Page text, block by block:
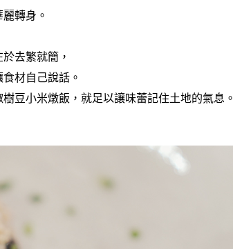
轉身。
去繁就簡，
材自己說話。
豆小米燉飯，就足以讓味蕾記住土地的氣息。